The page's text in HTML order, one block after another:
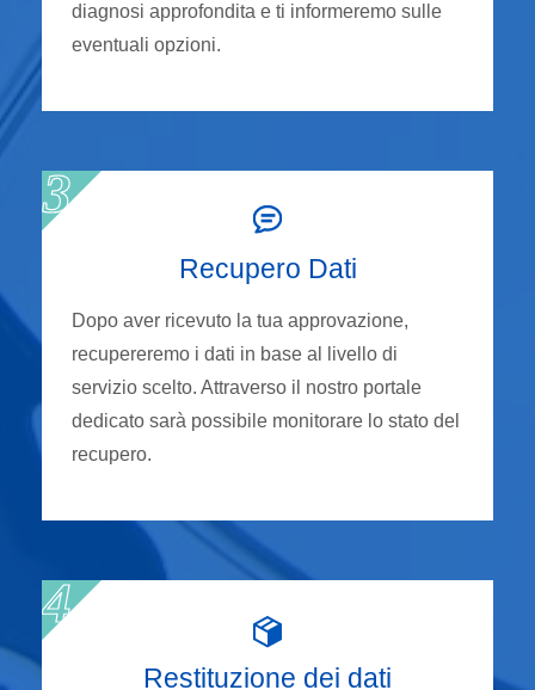
diagnosi approfondita e ti informeremo sulle
eventuali opzioni.
Recupero Dati
Dopo aver ricevuto la tua approvazione,
recupereremo i dati in base al livello di
servizio scelto. Attraverso il nostro portale
dedicato sarà possibile monitorare lo stato del
recupero.
Restituzione dei dati